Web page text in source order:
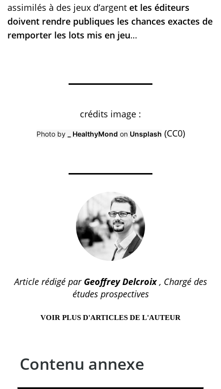
assimilés à des jeux d’argent et les éditeurs
doivent rendre publiques les chances exactes de
remporter les lots mis en jeu…
crédits image :
Photo by _ HealthyMond on Unsplash (CC0)
Article rédigé par Geoffrey Delcroix, Chargé des
études prospectives
VOIR PLUS D'ARTICLES DE L'AUTEUR
Contenu annexe